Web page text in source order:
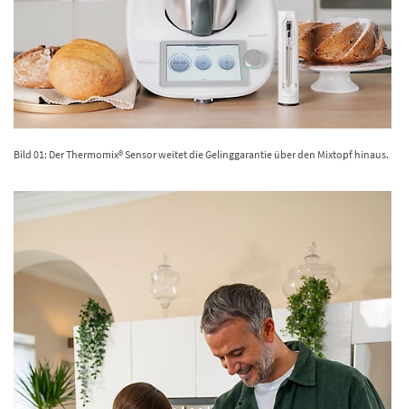
Bild 01: Der Thermomix® Sensor weitet die Gelinggarantie über den Mixtopf hinaus.